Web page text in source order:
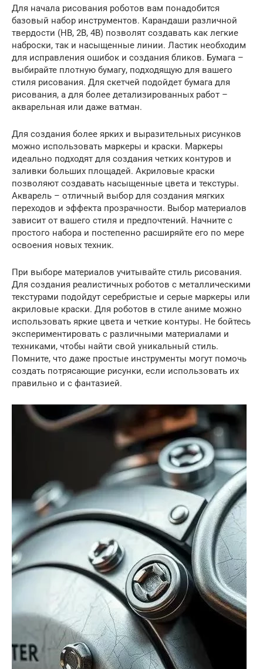
Для начала рисования роботов вам понадобится
базовый набор инструментов. Карандаши различной
твердости (HB, 2B, 4B) позволят создавать как легкие
наброски, так и насыщенные линии. Ластик необходим
для исправления ошибок и создания бликов. Бумага –
выбирайте плотную бумагу, подходящую для вашего
стиля рисования. Для скетчей подойдет бумага для
рисования, а для более детализированных работ –
акварельная или даже ватман.
Для создания более ярких и выразительных рисунков
можно использовать маркеры и краски. Маркеры
идеально подходят для создания четких контуров и
заливки больших площадей. Акриловые краски
позволяют создавать насыщенные цвета и текстуры.
Акварель – отличный выбор для создания мягких
переходов и эффекта прозрачности. Выбор материалов
зависит от вашего стиля и предпочтений. Начните с
простого набора и постепенно расширяйте его по мере
освоения новых техник.
При выборе материалов учитывайте стиль рисования.
Для создания реалистичных роботов с металлическими
текстурами подойдут серебристые и серые маркеры или
акриловые краски. Для роботов в стиле аниме можно
использовать яркие цвета и четкие контуры. Не бойтесь
экспериментировать с различными материалами и
техниками, чтобы найти свой уникальный стиль.
Помните, что даже простые инструменты могут помочь
создать потрясающие рисунки, если использовать их
правильно и с фантазией.